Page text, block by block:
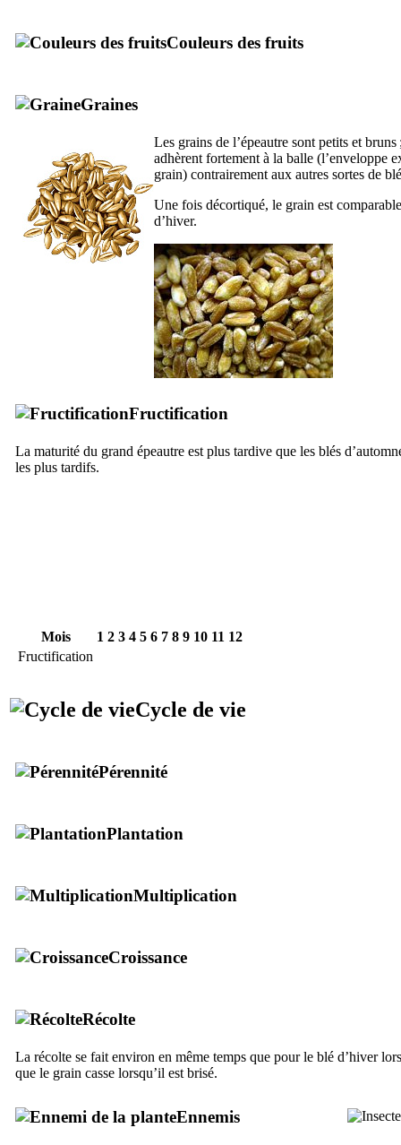
Couleurs des fruits
Graines
Les grains de l’épeautre sont petits et bruns
adhèrent fortement à la balle (l’enveloppe
grain) contrairement aux autres sortes de
Une fois décortiqué, le grain est
d’hiver.
Fructification
La maturité du grand épeautre est plus tardive que les blés
les plus tardifs.
Mois 1 2 3 4 5 6 7 8 9 10 11 12
Fructification
Cycle de vie
Pérennité
Plantation
Multiplication
Croissance
Récolte
La récolte se fait environ en même temps que pour le blé d’hiver
que le grain casse lorsqu’il est brisé.
Ennemis